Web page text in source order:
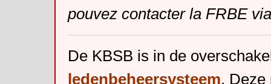
pouvez contacter la FRBE
De KBSB is in de
ledenbeheersysteem. Deze